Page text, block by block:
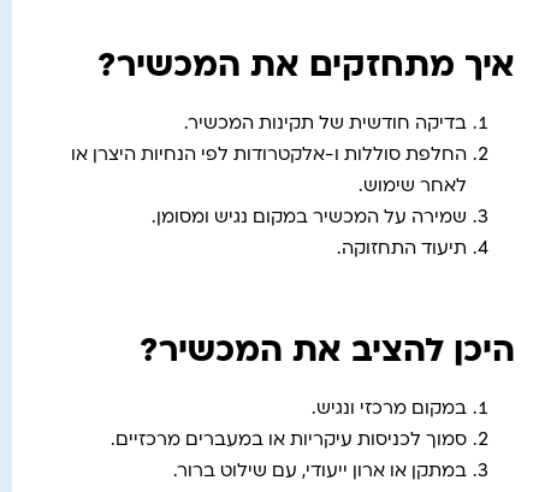
איך מתחזקים את המכשיר?
בדיקה חודשית של תקינות המכשיר.
החלפת סוללות ו-אלקטרודות לפי הנחיות היצרן או
לאחר שימוש.
שמירה על המכשיר במקום נגיש ומסומן.
תיעוד התחזוקה.
היכן להציב את המכשיר?
במקום מרכזי ונגיש.
סמוך לכניסות עיקריות או במעברים מרכזיים.
במתקן או ארון ייעודי, עם שילוט ברור.